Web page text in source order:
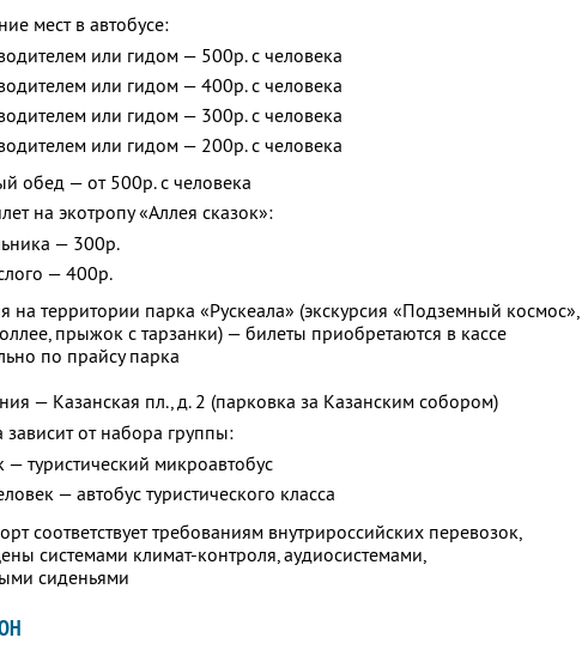
мест в автобусе:
или гидом — 500р. с человека
или гидом — 400р. с человека
или гидом — 300р. с человека
или гидом — 200р. с человека
обед — от 500р. с человека
на экотропу «Аллея сказок»:
— 300р.
— 400р.
на территории парка «Рускеала» (экскурсия «Подземный космос»,
прыжок с тарзанки) — билеты приобретаются в кассе
по прайсу парка
— Казанская пл., д. 2 (парковка за Казанским собором)
зависит от набора группы:
— туристический микроавтобус
— автобус туристического класса
соответствует требованиям внутрироссийских перевозок,
системами климат-контроля, аудиосистемами,
сиденьями